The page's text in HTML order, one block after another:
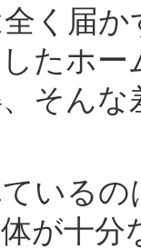
く届
たホー
そん
いるの
が十